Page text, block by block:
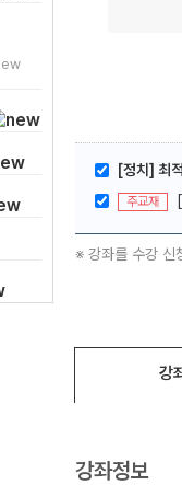
[정치] 최
주교재
※ 강좌를 수강 신
강
강좌정보